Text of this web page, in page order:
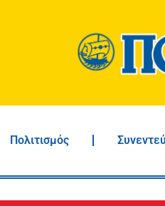
Πολιτισμός